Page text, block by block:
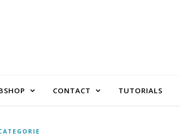
CONTACT TUTORIALS